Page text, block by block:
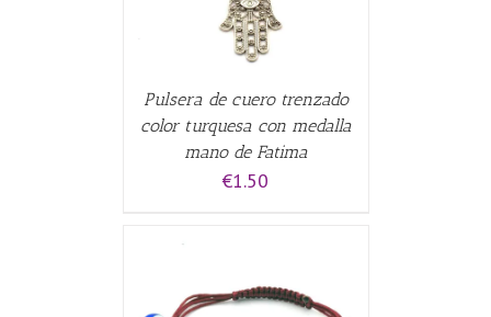
Pulsera de cuero trenzado
color turquesa con medalla
mano de Fatima
€1.50